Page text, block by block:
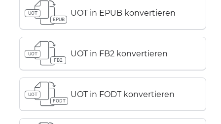
UOT
EPUB
UOT in EPUB konvertieren
UOT
FB2
UOT in FB2 konvertieren
UOT
FODT
UOT in FODT konvertieren